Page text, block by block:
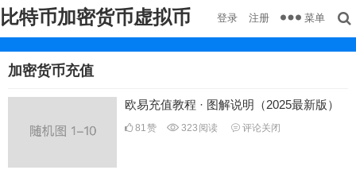
比特币加密货币虚拟币 登录 注册 菜单
加密货币充值
欧易充值教程 · 图解说明（2025最新版）
81赞 323 阅读 评论关闭